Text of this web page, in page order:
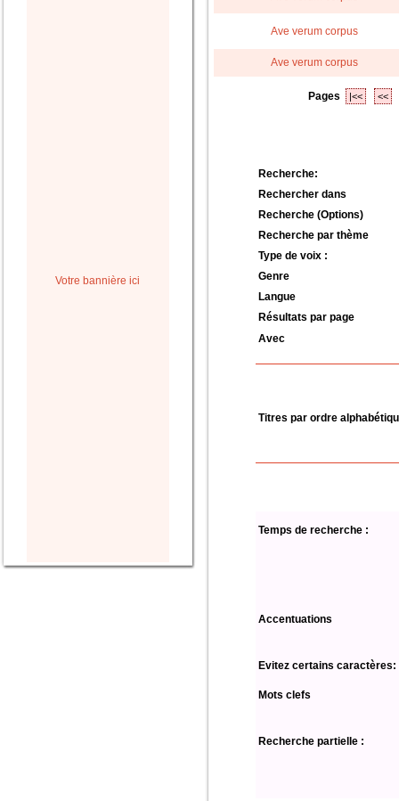
Votre bannière ici
Ave verum corpus
Ave verum corpus
Pages |<< <<
Recherche:
Rechercher dans
Recherche (Options)
Recherche par thème
Type de voix :
Genre
Langue
Résultats par page
Avec
Titres par ordre
Temps de recherche :
Accentuations
Evitez certains caractères:
Mots clefs
Recherche partielle :